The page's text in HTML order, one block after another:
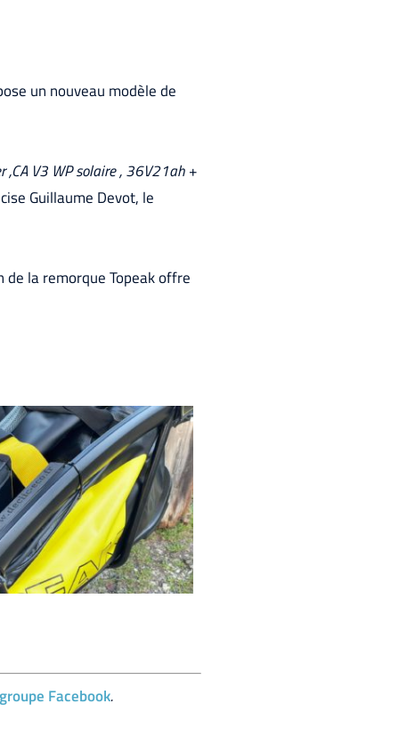
un nouveau modèle de
,CA V3 WP solaire , 36V21ah +
Guillaume Devot, le
la remorque Topeak offre
Facebook.